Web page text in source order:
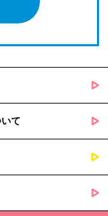
て